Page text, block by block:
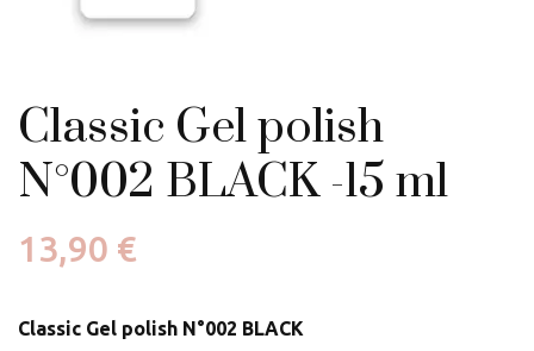
Classic Gel polish
N°002 BLACK -15 ml
13,90 €
Classic Gel polish N°002 BLACK